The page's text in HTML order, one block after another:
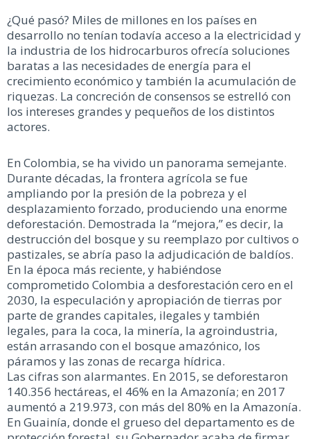
¿Qué pasó? Miles de millones en los países en
desarrollo no tenían todavía acceso a la electricidad y
la industria de los hidrocarburos ofrecía soluciones
baratas a las necesidades de energía para el
crecimiento económico y también la acumulación de
riquezas. La concreción de consensos se estrelló con
los intereses grandes y pequeños de los distintos
actores.
En Colombia, se ha vivido un panorama semejante.
Durante décadas, la frontera agrícola se fue
ampliando por la presión de la pobreza y el
desplazamiento forzado, produciendo una enorme
deforestación. Demostrada la “mejora,” es decir, la
destrucción del bosque y su reemplazo por cultivos o
pastizales, se abría paso la adjudicación de baldíos.
En la época más reciente, y habiéndose
comprometido Colombia a desforestación cero en el
2030, la especulación y apropiación de tierras por
parte de grandes capitales, ilegales y también
legales, para la coca, la minería, la agroindustria,
están arrasando con el bosque amazónico, los
páramos y las zonas de recarga hídrica.
Las cifras son alarmantes. En 2015, se deforestaron
140.356 hectáreas, el 46% en la Amazonía; en 2017
aumentó a 219.973, con más del 80% en la Amazonía.
En Guainía, donde el grueso del departamento es de